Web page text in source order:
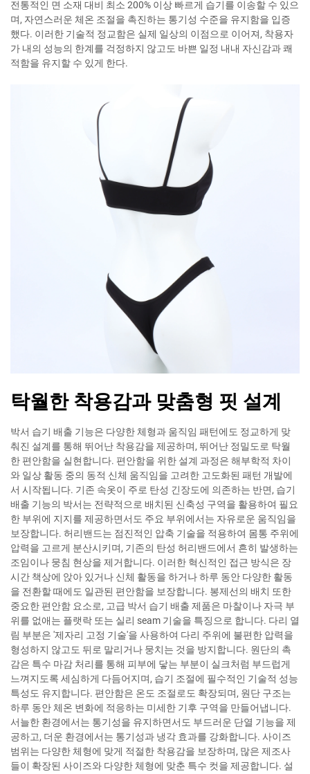
전통적인 면 소재 대비 최소 200% 이상 빠르게 습기를 이송할 수 있으
며, 자연스러운 체온 조절을 촉진하는 통기성 수준을 유지함을 입증
했다. 이러한 기술적 정교함은 실제 일상의 이점으로 이어져, 착용자
가 내의 성능의 한계를 걱정하지 않고도 바쁜 일정 내내 자신감과 쾌
적함을 유지할 수 있게 한다.
탁월한 착용감과 맞춤형 핏 설계
박서 습기 배출 기능은 다양한 체형과 움직임 패턴에도 정교하게 맞
춰진 설계를 통해 뛰어난 착용감을 제공하며, 뛰어난 정밀도로 탁월
한 편안함을 실현합니다. 편안함을 위한 설계 과정은 해부학적 차이
와 일상 활동 중의 동적 신체 움직임을 고려한 고도화된 패턴 개발에
서 시작됩니다. 기존 속옷이 주로 탄성 긴장도에 의존하는 반면, 습기
배출 기능의 박서는 전략적으로 배치된 신축성 구역을 활용하여 필요
한 부위에 지지를 제공하면서도 주요 부위에서는 자유로운 움직임을
보장합니다. 허리밴드는 점진적인 압축 기술을 적용하여 몸통 주위에
압력을 고르게 분산시키며, 기존의 탄성 허리밴드에서 흔히 발생하는
조임이나 뭉침 현상을 제거합니다. 이러한 혁신적인 접근 방식은 장
시간 책상에 앉아 있거나 신체 활동을 하거나 하루 동안 다양한 활동
을 전환할 때에도 일관된 편안함을 보장합니다. 봉제선의 배치 또한
중요한 편안함 요소로, 고급 박서 습기 배출 제품은 마찰이나 자극 부
위를 없애는 플랫락 또는 실리 seam 기술을 특징으로 합니다. 다리 열
림 부분은 '제자리 고정 기술'을 사용하여 다리 주위에 불편한 압력을
형성하지 않고도 뒤로 말리거나 뭉치는 것을 방지합니다. 원단의 촉
감은 특수 마감 처리를 통해 피부에 닿는 부분이 실크처럼 부드럽게
느껴지도록 세심하게 다듬어지며, 습기 조절에 필수적인 기술적 성능
특성도 유지합니다. 편안함은 온도 조절로도 확장되며, 원단 구조는
하루 동안 체온 변화에 적응하는 미세한 기후 구역을 만들어냅니다.
서늘한 환경에서는 통기성을 유지하면서도 부드러운 단열 기능을 제
공하고, 더운 환경에서는 통기성과 냉각 효과를 강화합니다. 사이즈
범위는 다양한 체형에 맞게 적절한 착용감을 보장하며, 많은 제조사
들이 확장된 사이즈와 다양한 체형에 맞춘 특수 컷을 제공합니다. 설